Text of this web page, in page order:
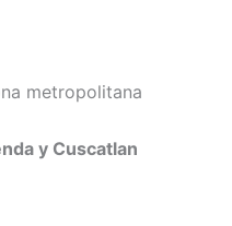
metropolitana
y Cuscatlan